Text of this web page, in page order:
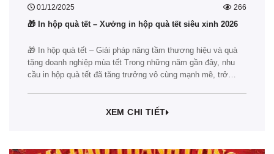
01/12/2025 266
🎁 In hộp quà tết – Xưởng in hộp quà tết siêu xinh 2026
🎁 In hộp quà tết – Giải pháp nâng tầm thương hiệu và quà
tặng doanh nghiệp mùa tết Trong những năm gần đây, nhu
cầu in hộp quà tết đã tăng trưởng vô cùng mạnh mẽ, trở
XEM CHI TIẾT